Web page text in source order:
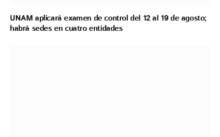
UNAM aplicará examen de control del 12 al 19 de agosto;
habrá sedes en cuatro entidades